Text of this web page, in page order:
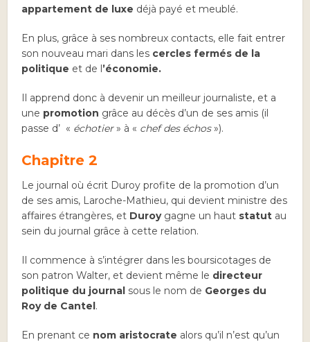
appartement de luxe déjà payé et meublé.
En plus, grâce à ses nombreux contacts, elle fait entrer
son nouveau mari dans les cercles fermés de la
politique et de l’économie.
Il apprend donc à devenir un meilleur journaliste, et a
une promotion grâce au décès d’un de ses amis (il
passe d’ « échotier» à « chef des échos»).
Chapitre 2
Le journal où écrit Duroy profite de la promotion d’un
de ses amis, Laroche-Mathieu, qui devient ministre des
affaires étrangères, et Duroygagne un haut statut au
sein du journal grâce à cette relation.
Il commence à s’intégrer dans les boursicotages de
son patron Walter, et devient même le directeur
politique du journal sous le nom de Georges du
Roy de Cantel.
En prenant ce nom aristocrate alors qu’il n’est qu’un